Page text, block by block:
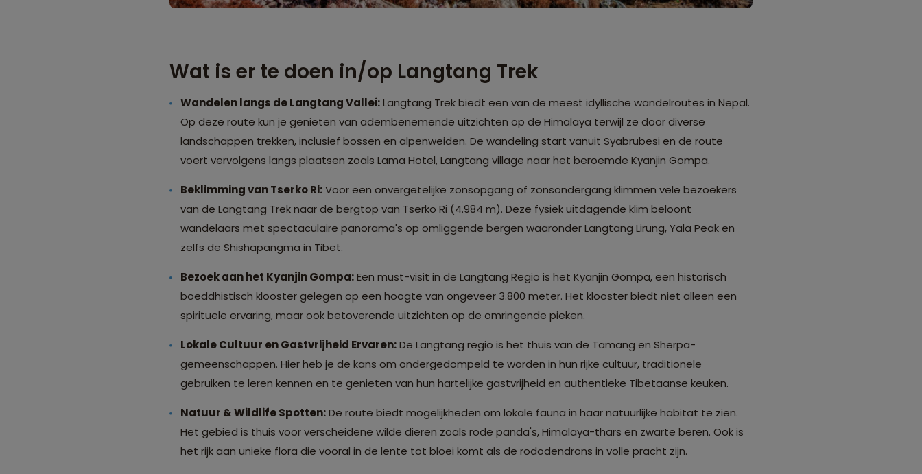
Wat is er te doen in/op Langtang Trek
Wandelen langs de Langtang Vallei:Langtang Trek biedt een van de meest idyllische wandelroutes in Nepal.
Op deze route kun je genieten van adembenemende uitzichten op de Himalaya terwijl ze door diverse
landschappen trekken, inclusief bossen en alpenweiden. De wandeling start vanuit Syabrubesi en de route
voert vervolgens langs plaatsen zoals Lama Hotel, Langtang village naar het beroemde Kyanjin Gompa.
Beklimming van Tserko Ri:Voor een onvergetelijke zonsopgang of zonsondergang klimmen vele bezoekers
van de Langtang Trek naar de bergtop van Tserko Ri (4.984 m). Deze fysiek uitdagende klim beloont
wandelaars met spectaculaire panorama's op omliggende bergen waaronder Langtang Lirung, Yala Peak en
zelfs de Shishapangma in Tibet.
Bezoek aan het Kyanjin Gompa:Een must-visit in de Langtang Regio is het Kyanjin Gompa, een historisch
boeddhistisch klooster gelegen op een hoogte van ongeveer 3.800 meter. Het klooster biedt niet alleen een
spirituele ervaring, maar ook betoverende uitzichten op de omringende pieken.
Lokale Cultuur en Gastvrijheid Ervaren:De Langtang regio is het thuis van de Tamang en Sherpa-
gemeenschappen. Hier heb je de kans om ondergedompeld te worden in hun rijke cultuur, traditionele
gebruiken te leren kennen en te genieten van hun hartelijke gastvrijheid en authentieke Tibetaanse keuken.
Natuur & Wildlife Spotten:De route biedt mogelijkheden om lokale fauna in haar natuurlijke habitat te zien.
Het gebied is thuis voor verscheidene wilde dieren zoals rode panda's, Himalaya-thars en zwarte beren. Ook is
het rijk aan unieke flora die vooral in de lente tot bloei komt als de rododendrons in volle pracht zijn.